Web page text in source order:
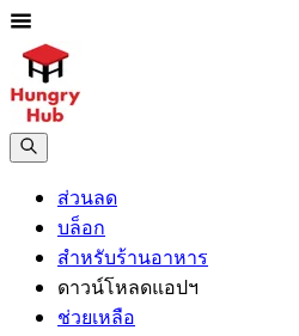
ส่วนลด
บล็อก
สำหรับร้านอาหาร
ดาวน์โหลดแอปฯ
ช่วยเหลือ